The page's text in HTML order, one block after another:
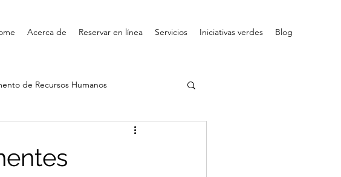
Acerca de Reservar en línea Servicios Iniciativas verdes Blog
de Recursos Humanos